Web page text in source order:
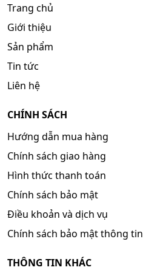
Trang chủ
Giới thiệu
Sản phẩm
Tin tức
Liên hệ
CHÍNH SÁCH
Hướng dẫn mua hàng
Chính sách giao hàng
Hình thức thanh toán
Chính sách bảo mật
Điều khoản và dịch vụ
Chính sách bảo mật thông tin
THÔNG TIN KHÁC